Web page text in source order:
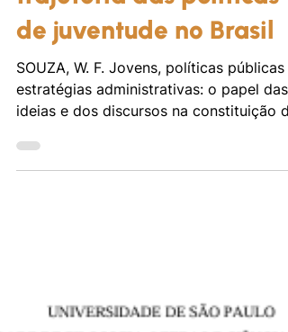
das ideias e dos
discursos na constituição
do campo e na
trajetória das políticas
de juventude no Brasil